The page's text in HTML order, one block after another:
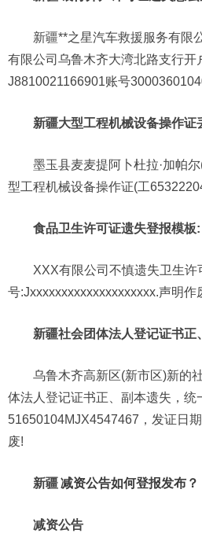
新疆**之星汽车救援服务有限
有限公司乌鲁木齐大湾北路支行开
J8810021166901账号
新疆大型工程机械设备操作证
墨玉县麦麦提阿卜杜拉·加帕
型工程机械设备操作证(工
食品卫生许可证遗失登报模板:
XXX有限公司不慎遗失卫生许
号:Jxxxxxxxxxxxxxxxxxxxx.声明作
新疆社会团体法人登记证书正
乌鲁木齐高新区(新市区)新的
体法人登记证书正、副本遗失，统
51650104MJX4547467，发证日
废!
新疆减资公告如何登报发布？
减资公告